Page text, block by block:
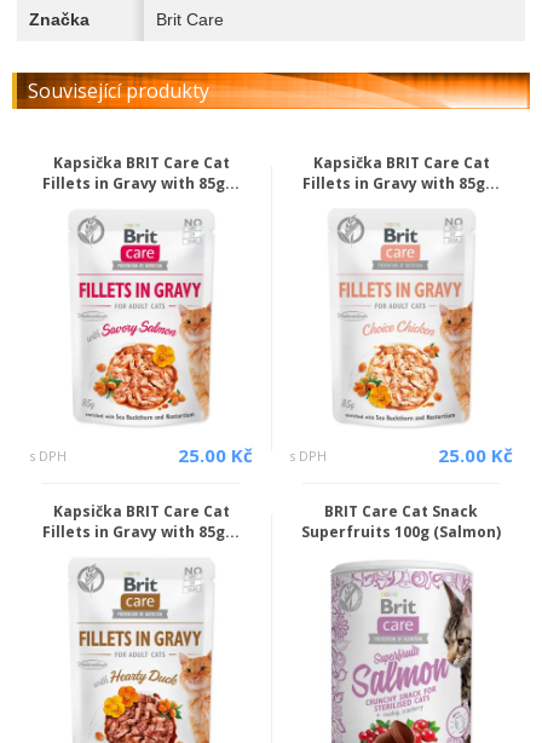
Značka Brit Care
Související produkty
Kapsička BRIT Care Cat
Fillets in Gravy with 85g...
s DPH 25.00 Kč
Kapsička BRIT Care Cat
Fillets in Gravy with 85g...
s DPH 25.00 Kč
Kapsička BRIT Care Cat
Fillets in Gravy with 85g...
BRIT Care Cat Snack
Superfruits 100g (Salmon)